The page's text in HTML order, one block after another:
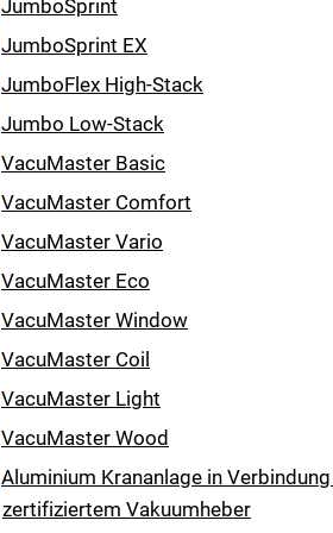
JumboSprint
JumboSprint EX
JumboFlex High-Stack
Jumbo Low-Stack
VacuMaster Basic
VacuMaster Comfort
VacuMaster Vario
VacuMaster Eco
VacuMaster Window
VacuMaster Coil
VacuMaster Light
VacuMaster Wood
Aluminium Krananlage in
zertifiziertem Vakuumheber